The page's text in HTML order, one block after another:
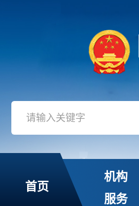
首页
机构
服务